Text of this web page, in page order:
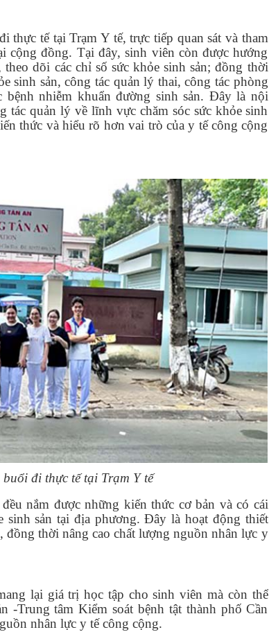
thực tế tại Trạm Y tế, trực tiếp quan sát và tham
cộng đồng. Tại đây, sinh viên còn được hướng
dõi các chỉ số sức khỏe sinh sản; đồng thời
sinh sản, công tác quản lý thai, công tác phòng
nhiễm khuẩn đường sinh sản. Đây là nội
quản lý về lĩnh vực chăm sóc sức khỏe sinh
thức và hiểu rõ hơn vai trò của y tế công cộng
đi thực tế tại Trạm Y tế
nắm được những kiến thức cơ bản và có cái
sinh sản tại địa phương. Đây là hoạt động thiết
đồng thời nâng cao chất lượng nguồn nhân lực y
lại giá trị học tập cho sinh viên mà còn thể
-Trung tâm Kiểm soát bệnh tật thành phố Cần
nhân lực y tế công cộng.